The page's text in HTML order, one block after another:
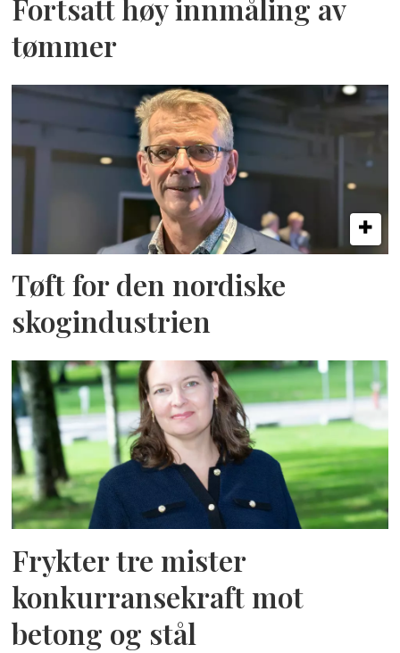
Fortsatt høy innmåling av
tømmer
Tøft for den nordiske
skogindustrien
Frykter tre mister
konkurransekraft mot
betong og stål